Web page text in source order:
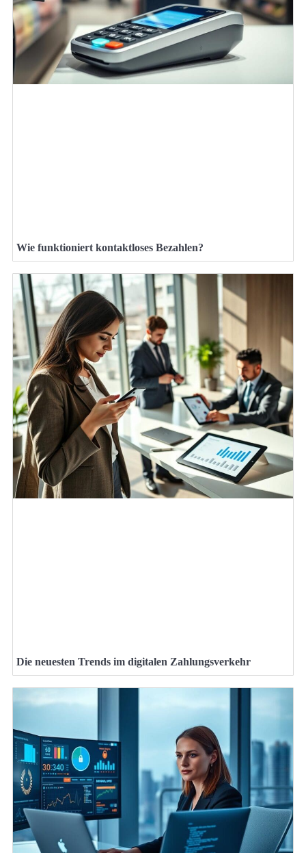
Wie funktioniert kontaktloses Bezahlen?
Die neuesten Trends im digitalen Zahlungsverkehr